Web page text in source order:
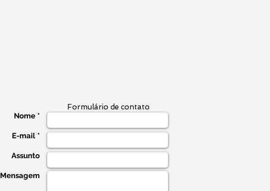
Formulário de contato
Nome *
E-mail *
Assunto
Mensagem